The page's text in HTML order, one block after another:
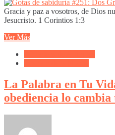
Gracia y paz a vosotros, de Dios
Jesucristo. 1 Corintios 1:3
Ver Más
La Palabra en Tu
obediencia lo cambia